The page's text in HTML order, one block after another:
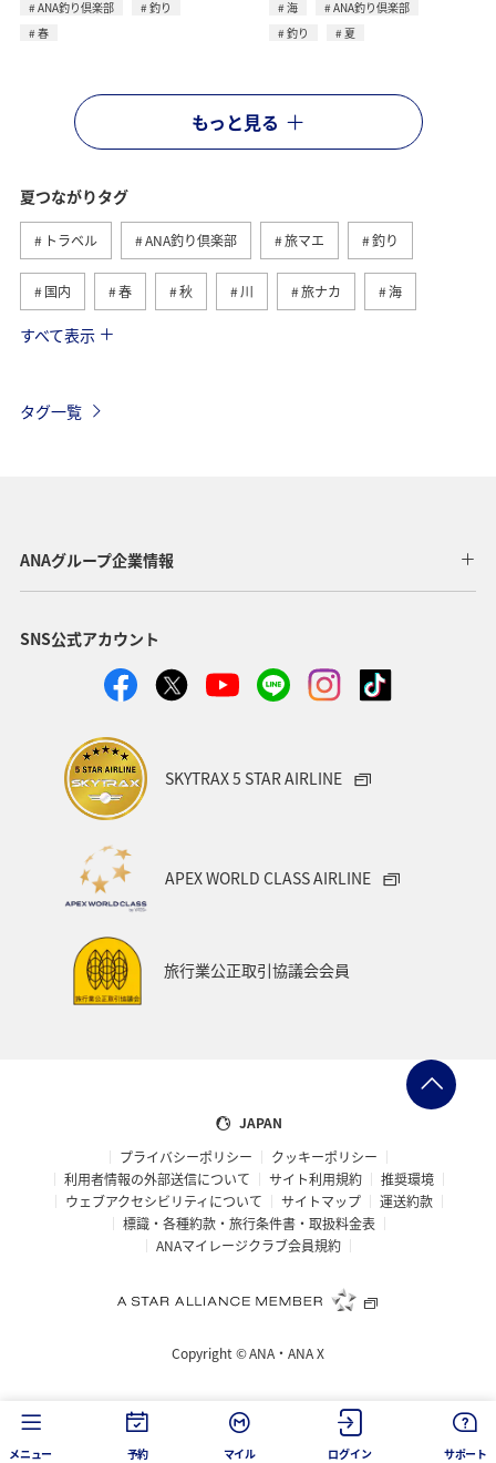
ANA釣り倶楽部
釣り
春
海
ANA釣り倶楽部
釣り
夏
もっと見る
夏つながりタグ
トラベル ANA釣り倶楽部 旅マエ 釣り
国内 春 秋 川 旅ナカ 海
北海道
東京都 九州地方 神奈川県 栃木県
家族旅行 ロウニンアジ（GT）
四国地方 歴史・文化・芸術 西表島
群馬県 鹿児島県
アメリカ アメリカ・カナダ・中南米
中国地方
石垣 沖縄県
富山県 宮崎県
ハワイ イギリス
熊本県
世界遺産 徳島県 ホテル
兵庫県 ライフ 愛媛県 スズキ 大阪府
フランス スペイン インドネシア
ヨーロッパ 東南アジア・南アジア
佐賀県 北陸地方 金沢
すべて表示
タグ一覧
ANAグループ企業情報
SNS公式アカウント
SKYTRAX 5 STAR AIRLINE
APEX WORLD CLASS AIRLINE
旅行業公正取引協議会会員
JAPAN
プライバシーポリシー
クッキーポリシー
利用者情報の外部送信について
サイト利用規約
推奨環境
ウェブアクセシビリティについて
サイトマップ
運送約款
標識・各種約款・旅行条件書・取扱料金表
ANAマイレージクラブ会員規約
Copyright ©ANA・ANA X
メニュー 予約 マイル ログイン サポート